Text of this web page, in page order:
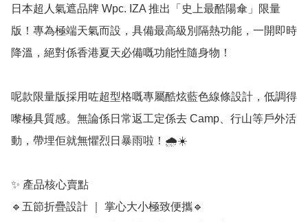
日本超人氣遮品牌 Wpc. IZA 推出「史上最酷陽傘」限量
版！專為極端天氣而設，具備最高級別隔熱功能，一開即時
降溫，絕對係香港夏天必備嘅功能性隨身物！
呢款限量版採用咗超型格嘅專屬酷炫藍色線條設計，低調得
嚟極具質感。無論係日常返工定係去 Camp、行山等戶外活
動，帶埋佢就無懼烈日暴雨啦！🌧️☀️
✨ 產品核心賣點
🔹五節折疊設計 ｜ 掌心大小極致便攜🔹